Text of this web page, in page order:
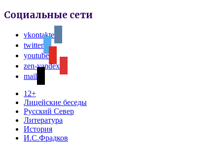
Социальные сети
vkontakte
twitter
youtube
zen-yandex
mail
12+
Лицейские беседы
Русский Север
Литература
История
И.С.Фрадков